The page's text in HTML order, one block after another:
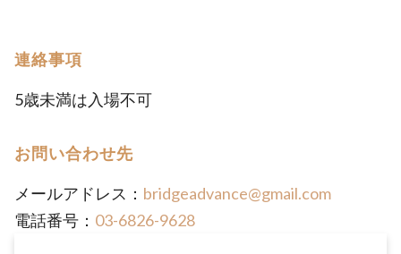
連絡事項
5歳未満は入場不可
お問い合わせ先
メールアドレス： bridgeadvance@gmail.com
電話番号： 03-6826-9628